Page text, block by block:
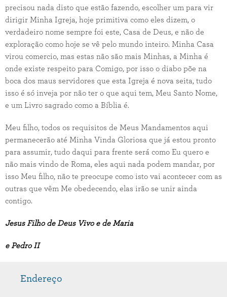
precisou nada disto que estão fazendo, escolher um para vir
dirigir Minha Igreja, hoje primitiva como eles dizem, o
verdadeiro nome sempre foi este, Casa de Deus, e não de
exploração como hoje se vê pelo mundo inteiro. Minha Casa
virou comercio, mas estas não são mais Minhas, a Minha é
onde existe respeito para Comigo, por isso o diabo põe na
boca dos maus servidores que esta Igreja é nova seita, tudo
isso é só inveja por não ter o que aqui tem, Meu Santo Nome,
e um Livro sagrado como a Bíblia é.
Meu filho, todos os requisitos de Meus Mandamentos aqui
permanecerão até Minha Vinda Gloriosa que já estou pronto
para assumir, tudo daqui para frente será como Eu quero e
não mais vindo de Roma, eles aqui nada podem mandar, por
isso Meu filho, não te preocupe como isto vai acontecer com as
outras que vêm Me obedecendo, elas irão se unir ainda
contigo.
Jesus Filho de Deus Vivo e de Maria
e Pedro II
Endereço